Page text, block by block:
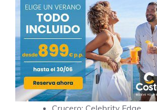
Crucero: Celebrity Edge